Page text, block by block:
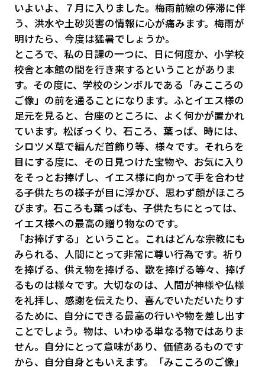
いよいよ、７月に入りました。梅雨前線の停滞に伴
う、洪水や土砂災害の情報に心が痛みます。梅雨が
明けたら、今度は猛暑でしょうか。
ところで、私の日課の一つに、日に何度か、小学校
校舎と本館の間を行き来するということがありま
す。その度に、学校のシンボルである「みこころの
ご像」の前を通ることになります。ふとイエス様の
足元を見ると、台座のところに、よく何かが置かれ
ています。松ぼっくり、石ころ、葉っぱ、時には、
シロツメ草で編んだ首飾り等、様々です。それらを
目にする度に、その日見つけた宝物や、お気に入り
をそっとお捧げし、イエス様に向かって手を合わせ
る子供たちの様子が目に浮かび、思わず顔がほころ
びます。石ころも葉っぱも、子供たちにとっては、
イエス様への最高の贈り物なのです。
「お捧げする」ということ。これはどんな宗教にも
みられる、人間にとって非常に尊い行為です。祈り
を捧げる、供え物を捧げる、歌を捧げる等々、捧げ
るものは様々です。大切なのは、人間が神様や仏様
を礼拝し、感謝を伝えたり、喜んでいただいたりす
るために、自分にできる最高の行いや物を差し出す
ことでしょう。物は、いわゆる単なる物ではありま
せん。自分にとって意味があり、価値あるものです
から、自分自身ともいえます。「みこころのご像」